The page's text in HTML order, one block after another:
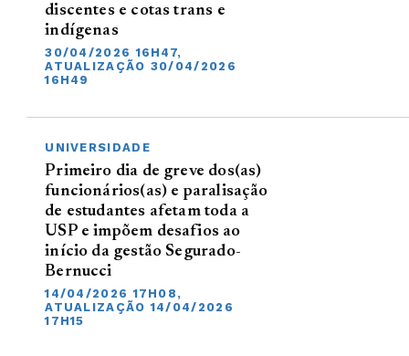
discentes e cotas trans e
indígenas
30/04/2026 16H47,
ATUALIZAÇÃO 30/04/2026
16H49
UNIVERSIDADE
Primeiro dia de greve dos(as)
funcionários(as) e paralisação
de estudantes afetam toda a
USP e impõem desafios ao
início da gestão Segurado-
Bernucci
14/04/2026 17H08,
ATUALIZAÇÃO 14/04/2026
17H15